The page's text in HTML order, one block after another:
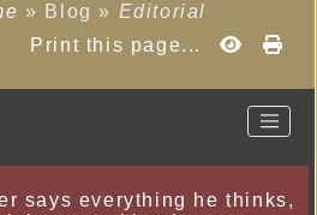
» Blog » Editorial
Print this page...
says everything he thinks,